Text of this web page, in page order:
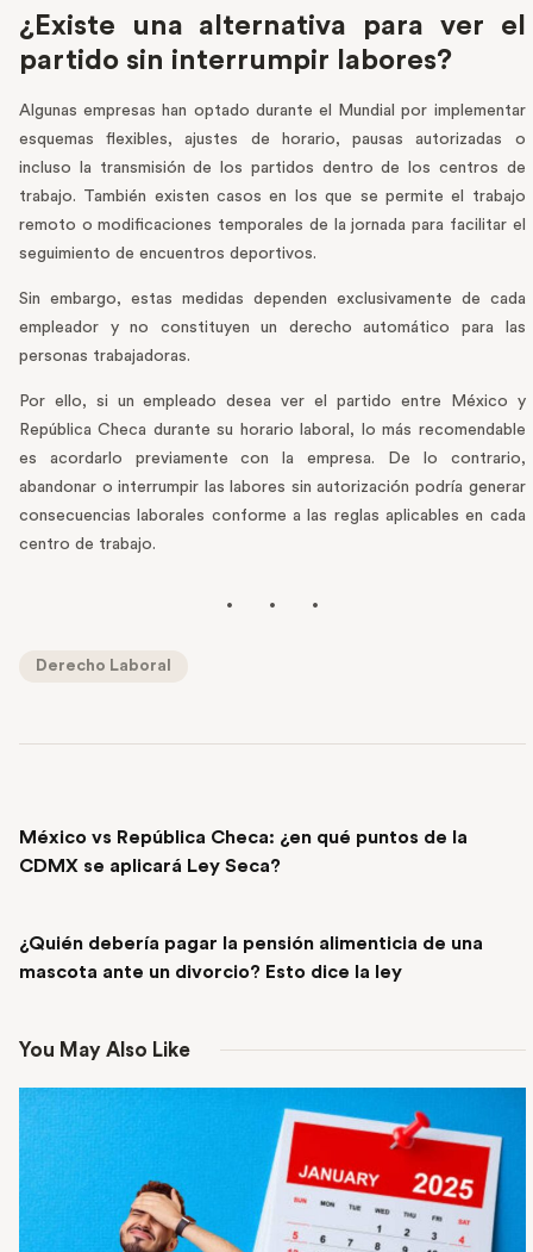
¿Existe una alternativa para ver el
partido sin interrumpir labores?
Algunas empresas han optado durante el Mundial por implementar
esquemas flexibles, ajustes de horario, pausas autorizadas o
incluso la transmisión de los partidos dentro de los centros de
trabajo. También existen casos en los que se permite el trabajo
remoto o modificaciones temporales de la jornada para facilitar el
seguimiento de encuentros deportivos.
Sin embargo, estas medidas dependen exclusivamente de cada
empleador y no constituyen un derecho automático para las
personas trabajadoras.
Por ello, si un empleado desea ver el partido entre México y
República Checa durante su horario laboral, lo más recomendable
es acordarlo previamente con la empresa. De lo contrario,
abandonar o interrumpir las labores sin autorización podría generar
consecuencias laborales conforme a las reglas aplicables en cada
centro de trabajo.
Derecho Laboral
México vs República Checa: ¿en qué puntos de la
CDMX se aplicará Ley Seca?
¿Quién debería pagar la pensión alimenticia de una
mascota ante un divorcio? Esto dice la ley
You May Also Like